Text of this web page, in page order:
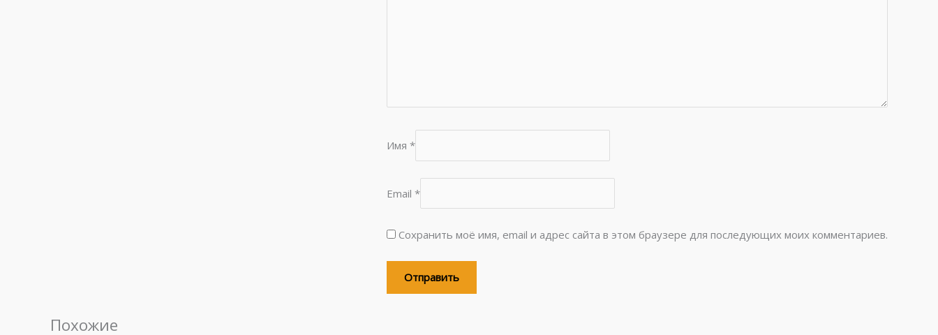
Имя *
Email *
Сохранить моё имя, email и адрес сайта в этом браузере для последующих моих комментариев.
Похожие